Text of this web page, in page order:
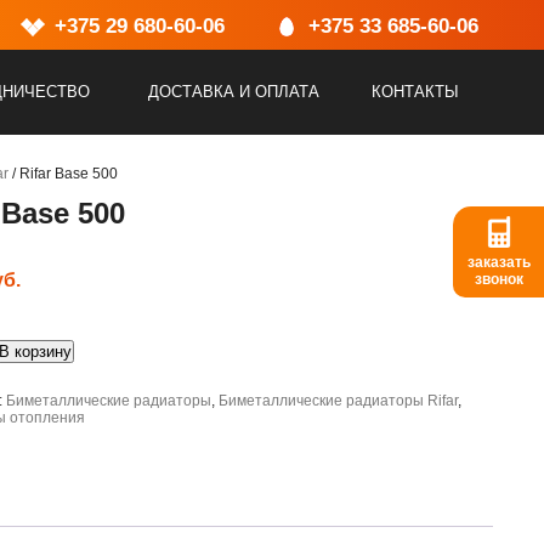
заказать
звонок
работы:10:00-17:00, Выходной: Сб, Вс
+375 29 680-60-06 +375 33 685-60-06
ДОСТАВКА И ОПЛАТА КОНТАКТЫ
/ Rifar Base 500
500
В корзину
Биметаллические радиаторы, Биметаллические радиаторы Rifar,
отопления